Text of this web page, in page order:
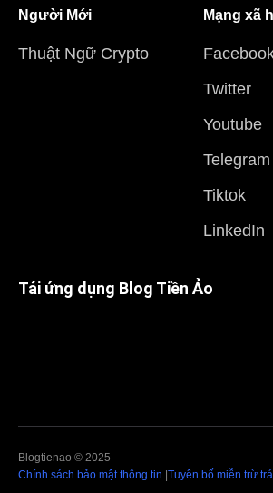
Người Mới
Thuật Ngữ Crypto
Mạng xã
Twitter
Youtube
Telegram
Tiktok
LinkedIn
Tải ứng dụng Blog Tiền Ảo
Blogtienao © 2025
Chính sách bảo mật thông tin |Tuyên bố miễn trừ